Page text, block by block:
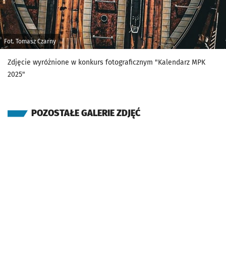
Fot. Tomasz Czarny
Zdjęcie wyróżnione w konkurs fotograficznym "Kalendarz MPK
2025"
POZOSTAŁE GALERIE ZDJĘĆ